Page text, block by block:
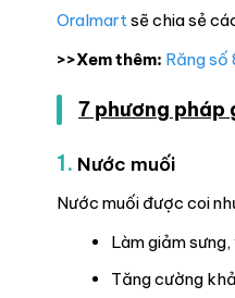
Oralmartsẽ chia sẻ
>>Xem thêm: Răng số
7 phương pháp
1. Nước muối
Nước muối được coi
Làm giảm sưng,
Tăng cường